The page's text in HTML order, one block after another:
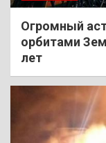
Огромный
орбитами
лет